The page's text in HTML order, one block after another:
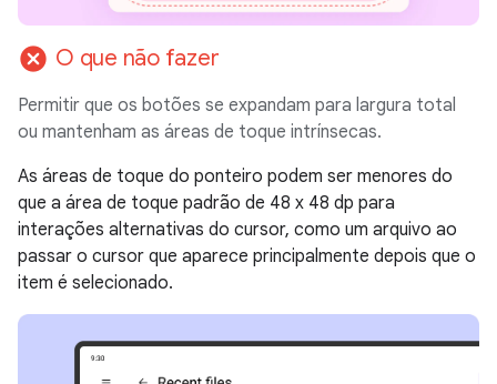
cancel O que não fazer
Permitir que os botões se expandam para largura total
ou mantenham as áreas de toque intrínsecas.
As áreas de toque do ponteiro podem ser menores do
que a área de toque padrão de 48 x 48 dp para
interações alternativas do cursor, como um arquivo ao
passar o cursor que aparece principalmente depois que o
item é selecionado.